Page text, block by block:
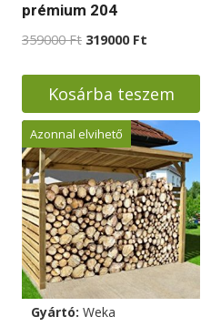
prémium 204
359000Ft Original
was:
359000 Ft.
319000 Ft
is:
319000 Ft.
Kosárba teszem
Azonnal elvihető
Gyártó: Weka